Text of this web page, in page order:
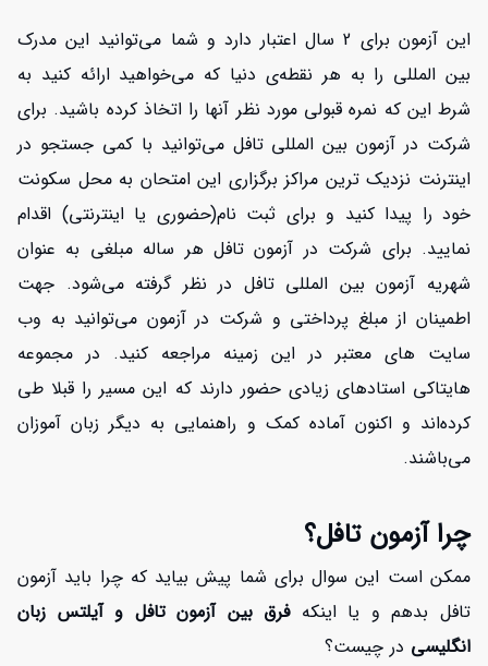
این آزمون برای 2 سال اعتبار دارد و شما می‌توانید این مدرک
بین المللی را به هر نقطه‌ی دنیا که می‌خواهید ارائه کنید به
شرط این که نمره قبولی مورد نظر آنها را اتخاذ کرده باشید. برای
شرکت در آزمون بین المللی تافل می‌توانید با کمی جستجو در
اینترنت نزدیک ترین مراکز برگزاری این امتحان به محل سکونت
خود را پیدا کنید و برای ثبت نام(حضوری یا اینترنتی) اقدام
نمایید. برای شرکت در آزمون تافل هر ساله مبلغی به عنوان
شهریه آزمون بین المللی تافل در نظر گرفته می‌شود. جهت
اطمینان از مبلغ پرداختی و شرکت در آزمون می‌توانید به وب
سایت های معتبر در این زمینه مراجعه کنید. در مجموعه
هایتاکی استادهای زیادی حضور دارند که این مسیر را قبلا طی
کرده‌اند و اکنون آماده کمک و راهنمایی به دیگر زبان آموزان
می‌باشند.
چرا آزمون تافل؟
ممکن است این سوال برای شما پیش بیاید که چرا باید آزمون
تافل بدهم و یا اینکهفرق بین آزمون تافل و آیلتس زبان
انگلیسی در چیست؟